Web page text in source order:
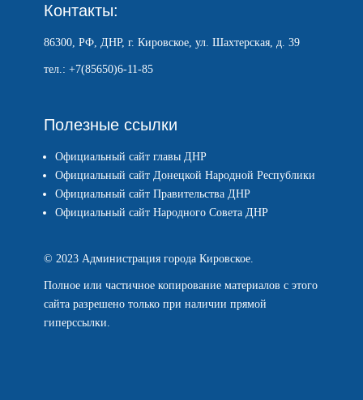
Контакты:
86300, РФ, ДНР, г. Кировское, ул. Шахтерская, д. 39
тел.: +7(85650)6-11-85
Полезные ссылки
Официальный сайт главы ДНР
Официальный сайт Донецкой Народной Республики
Официальный сайт Правительства ДНР
Официальный сайт Народного Совета ДНР
© 2023 Администрация города Кировское.
Полное или частичное копирование материалов с этого
сайта разрешено только при наличии прямой
гиперссылки.